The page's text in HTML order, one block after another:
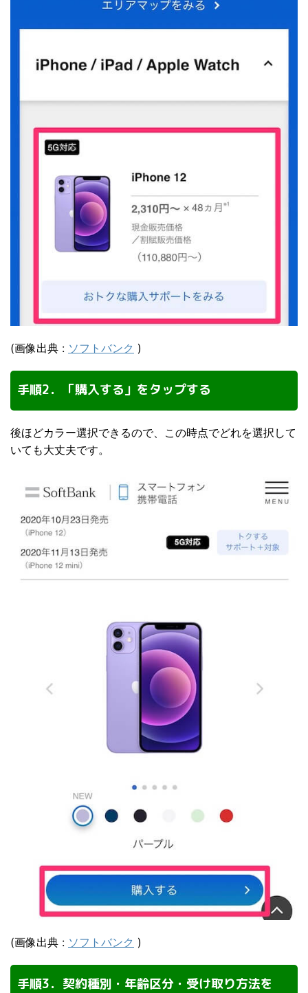
(画像出典 : ソフトバンク )
手順2．「購入する」をタップする
後ほどカラー選択できるので、この時点でどれを選択して
いても大丈夫です。
(画像出典 : ソフトバンク )
手順3．契約種別・年齢区分・受け取り方法を